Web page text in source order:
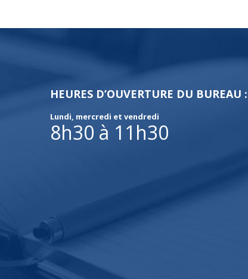
HEURES D’OUVERTURE DU BUREAU :
Lundi, mercredi et vendredi
8h30 à 11h30